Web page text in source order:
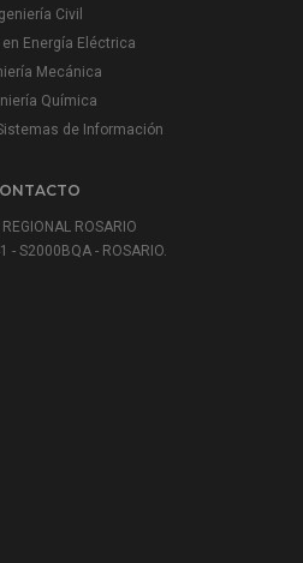
Civil
en Energía Eléctrica
Mecánica
Química
de Información
REGIONAL ROSARIO
- S2000BQA - ROSARIO.